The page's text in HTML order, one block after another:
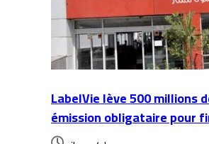
LabelVie lève 500 millions
émission obligataire pour